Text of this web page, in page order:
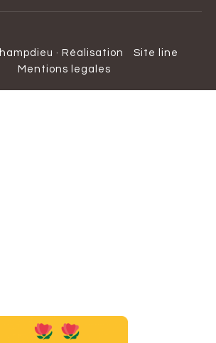
· Réalisation
Site line
Mentions legales